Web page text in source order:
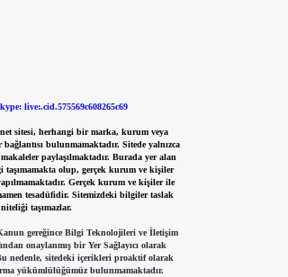
live:.cid.575569c608265c69
sitesi, herhangi bir marka, kurum veya
bulunmamaktadır. Sitede yalnızca
makaleler paylaşılmaktadır. Burada yer alan
taşımamakta olup, gerçek kurum ve kişiler
Gerçek kurum ve kişiler ile
tesadüfidir. Sitemizdeki bilgiler taslak
taşımazlar.
gereğince Bilgi Teknolojileri ve İletişim
onaylanmış bir Yer Sağlayıcı olarak
nedenle, sitedeki içerikleri proaktif olarak
yükümlülüğümüz bulunmamaktadır.